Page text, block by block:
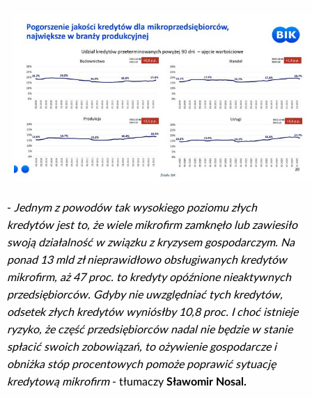
- Jednym z powodów tak wysokiego poziomu złych
kredytów jest to, że wiele mikrofirm zamknęło lub zawiesiło
swoją działalność w związku z kryzysem gospodarczym. Na
ponad 13 mld zł nieprawidłowo obsługiwanych kredytów
mikrofirm, aż 47 proc. to kredyty opóźnione nieaktywnych
przedsiębiorców. Gdyby nie uwzględniać tych kredytów,
odsetek złych kredytów wyniósłby 10,8 proc. I choć istnieje
ryzyko, że część przedsiębiorców nadal nie będzie w stanie
spłacić swoich zobowiązań, to ożywienie gospodarcze i
obniżka stóp procentowych pomoże poprawić sytuację
kredytową mikrofirm - tłumaczy Sławomir Nosal.